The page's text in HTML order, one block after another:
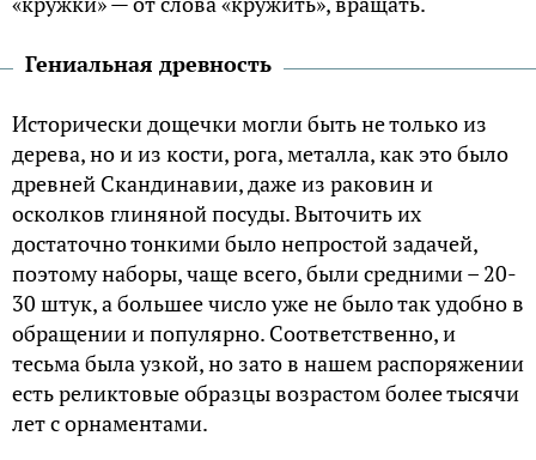
Гениальная древность
Исторически дощечки могли быть не только из
дерева, но и из кости, рога, металла, как это было
древней Скандинавии, даже из раковин и
осколков глиняной посуды. Выточить их
достаточно тонкими было непростой задачей,
поэтому наборы, чаще всего, были средними – 20-
30 штук, а большее число уже не было так удобно в
обращении и популярно. Соответственно, и
тесьма была узкой, но зато в нашем распоряжении
есть реликтовые образцы возрастом более тысячи
лет с орнаментами.